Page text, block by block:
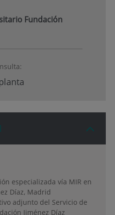
Fundación
especializada vía MIR en
Díaz, Madrid
adjunto del Servicio de
Jiménez Díaz